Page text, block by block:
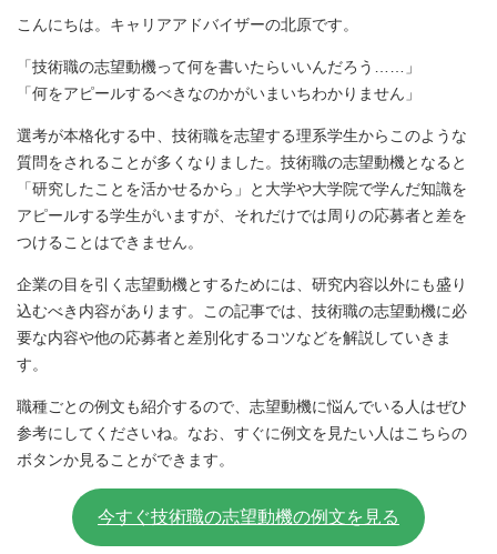
こんにちは。キャリアアドバイザーの北原です。
「技術職の志望動機って何を書いたらいいんだろう……」
「何をアピールするべきなのかがいまいちわかりません」
選考が本格化する中、技術職を志望する理系学生からこのような
質問をされることが多くなりました。技術職の志望動機となると
「研究したことを活かせるから」と大学や大学院で学んだ知識を
アピールする学生がいますが、それだけでは周りの応募者と差を
つけることはできません。
企業の目を引く志望動機とするためには、研究内容以外にも盛り
込むべき内容があります。この記事では、技術職の志望動機に必
要な内容や他の応募者と差別化するコツなどを解説していきま
す。
職種ごとの例文も紹介するので、志望動機に悩んでいる人はぜひ
参考にしてくださいね。なお、すぐに例文を見たい人はこちらの
ボタンか見ることができます。
今すぐ技術職の志望動機の例文を見る